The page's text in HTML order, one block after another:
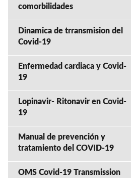
comorbilidades
Dinamica de trransmision del
Covid-19
Enfermedad cardiaca y Covid-
19
Lopinavir- Ritonavir en Covid-
19
Manual de prevención y
tratamiento del COVID-19
OMS Covid-19 Transmission